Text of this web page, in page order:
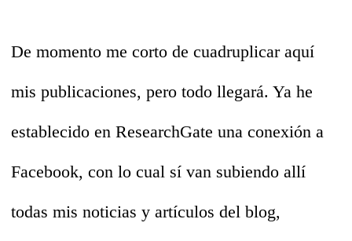
De momento me corto de cuadruplicar aquí
mis publicaciones, pero todo llegará. Ya he
establecido en ResearchGate una conexión a
Facebook, con lo cual sí van subiendo allí
todas mis noticias y artículos del blog,